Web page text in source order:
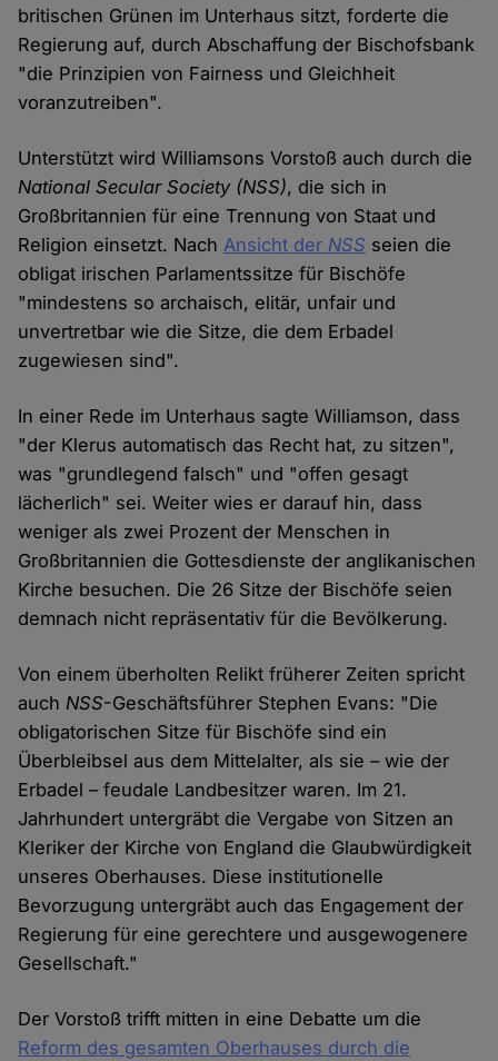
britischen Grünen im Unterhaus sitzt, forderte die
Regierung auf, durch Abschaffung der Bischofsbank
"die Prinzipien von Fairness und Gleichheit
voranzutreiben".
Unterstützt wird Williamsons Vorstoß auch durch die
National Secular Society (NSS), die sich in
Großbritannien für eine Trennung von Staat und
Religion einsetzt. NachAnsicht der NSS seien die
obligat irischen Parlamentssitze für Bischöfe
"mindestens so archaisch, elitär, unfair und
unvertretbar wie die Sitze, die dem Erbadel
zugewiesen sind".
In einer Rede im Unterhaus sagte Williamson, dass
"der Klerus automatisch das Recht hat, zu sitzen",
was "grundlegend falsch" und "offen gesagt
lächerlich" sei. Weiter wies er darauf hin, dass
weniger als zwei Prozent der Menschen in
Großbritannien die Gottesdienste der anglikanischen
Kirche besuchen. Die 26 Sitze der Bischöfe seien
demnach nicht repräsentativ für die Bevölkerung.
Von einem überholten Relikt früherer Zeiten spricht
auchNSS-Geschäftsführer Stephen Evans: "Die
obligatorischen Sitze für Bischöfe sind ein
Überbleibsel aus dem Mittelalter, als sie – wie der
Erbadel – feudale Landbesitzer waren. Im 21.
Jahrhundert untergräbt die Vergabe von Sitzen an
Kleriker der Kirche von England die Glaubwürdigkeit
unseres Oberhauses. Diese institutionelle
Bevorzugung untergräbt auch das Engagement der
Regierung für eine gerechtere und ausgewogenere
Gesellschaft."
Der Vorstoß trifft mitten in eine Debatte um die
Reform des gesamten Oberhauses durch die